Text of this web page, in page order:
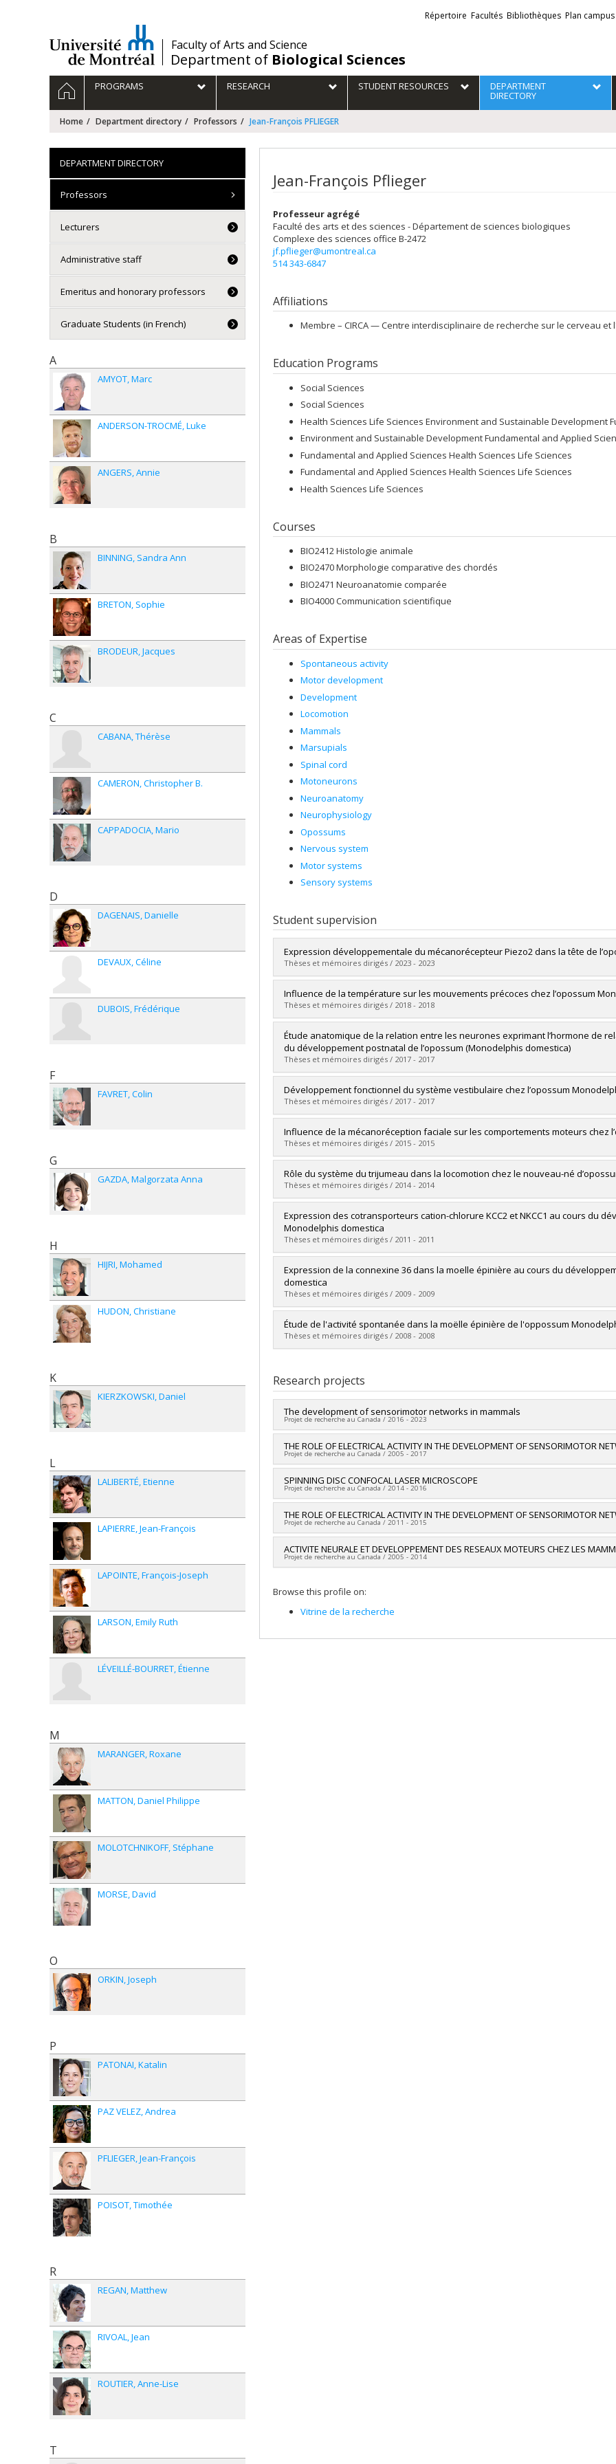
/Faculty of Arts and Science
Department of Biological Sciences
Liens
externes
Répertoire Facultés Bibliothèques Plan campus
Navigation
principale
HOMEPROGRAMS RESEARCH STUDENT RESOURCES DEPARTMENT
DIRECTORY
Home Department directory Professors Jean-François PFLIEGER
Jean-François Pflieger
Professeur agrégé
Faculté des arts et des sciences - Département de sciences biologiques
Complexe des sciences office B-2472
jf.pflieger@umontreal.ca
514 343-6847
Affiliations
Membre – CIRCA — Centre interdisciplinaire de recherche sur le cerveau et
Education Programs
Social Sciences
Social Sciences
Health Sciences Life Sciences Environment and Sustainable Development
Environment and Sustainable Development Fundamental and Applied
Fundamental and Applied Sciences Health Sciences Life Sciences
Fundamental and Applied Sciences Health Sciences Life Sciences
Health Sciences Life Sciences
Courses
BIO2412 Histologie animale
BIO2470 Morphologie comparative des chordés
BIO2471 Neuroanatomie comparée
BIO4000 Communication scientifique
Areas of Expertise
Spontaneous activity
Motor development
Development
Locomotion
Mammals
Marsupials
Spinal cord
Motoneurons
Neuroanatomy
Neurophysiology
Opossums
Nervous system
Motor systems
Sensory systems
Student supervision
Expression développementale du mécanorécepteur Piezo2 dans la tête de
Thèses et mémoires dirigés / 2023 - 2023
Graduate :Laforge, Jessica
Cycle : Doctoral
Grade :Ph. D.
Lien vers le document dans Papyrus
Influence de la température sur les mouvements précoces chez l’opossum
Thèses et mémoires dirigés / 2018 - 2018
Graduate :Corriveau-Parenteau, Edith
Cycle :Master's
Grade :M. Sc.
Lien vers le document dans Papyrus
Étude anatomique de la relation entre les neurones exprimant l’hormone de
du développement postnatal de l’opossum (Monodelphis domestica)
Thèses et mémoires dirigés / 2017 - 2017
Graduate :Hour, Naussicca Lakena
Cycle : Master's
Grade :M. Sc.
Lien vers le document dans Papyrus
Développement fonctionnel du système vestibulaire chez l’opossum
Thèses et mémoires dirigés / 2017 - 2017
Graduate :Lanthier, Frédéric
Cycle : Master's
Grade :M. Sc.
Lien vers le document dans Papyrus
Influence de la mécanoréception faciale sur les comportements moteurs chez
Thèses et mémoires dirigés / 2015 - 2015
Graduate :Desmarais, Marie-Josée
Cycle : Master's
Grade :M. Sc.
Lien vers le document dans Papyrus
Rôle du système du trijumeau dans la locomotion chez le nouveau-né
Thèses et mémoires dirigés / 2014 - 2014
Graduate :Adadja, Thierry Ayiwanou
Cycle :Master's
Grade :M. Sc.
Lien vers le document dans Papyrus
Expression des cotransporteurs cation-chlorure KCC2 et NKCC1 au cours du
Monodelphis domestica
Thèses et mémoires dirigés / 2011 - 2011
Graduate :Phan, Ha-Loan
Cycle :Master's
Grade :M. Sc.
Lien vers le document dans Papyrus
Expression de la connexine 36 dans la moelle épinière au cours du
domestica
Thèses et mémoires dirigés / 2009 - 2009
Graduate :Lemieux, Maxime
Cycle : Master's
Grade :M. Sc.
Étude de l'activité spontanée dans la moëlle épinière de l'oppossum
Thèses et mémoires dirigés / 2008 - 2008
Cycle :Master's
Grade :M. Sc.
Lien vers le document dans Papyrus
Research projects
The development of sensorimotor networks in mammals
Projet de recherche au Canada / 2016 - 2023
Lead researcher :Jean-François Pflieger
Funding sources: CRSNG/Conseil de recherches en sciences naturelles et génie
Grant programs:PVX20965-(RGP) Programme de subvention à la découverte
THE ROLE OF ELECTRICAL ACTIVITY IN THE DEVELOPMENT OF SENSORIMOTOR
Projet de recherche au Canada / 2005 - 2017
Funding sources:CRSNG/Conseil de recherches en sciences naturelles et génie
Grant programs:PVX20965-(RGP) Programme de subvention à la découverte
SPINNING DISC CONFOCAL LASER MICROSCOPE
Projet de recherche au Canada / 2014 - 2016
Lead researcher :Anja Geitmann
Co-researchers : David Morse,Mohamed Hijri
Funding sources:CRSNG/Conseil de recherches en sciences naturelles et génie
Grant programs:PVXXXXXX-(OIR) Outils et d'instruments de recherche (de 7 001
THE ROLE OF ELECTRICAL ACTIVITY IN THE DEVELOPMENT OF SENSORIMOTOR
Projet de recherche au Canada / 2011 - 2015
ACTIVITE NEURALE ET DEVELOPPEMENT DES RESEAUX MOTEURS CHEZ LES
Projet de recherche au Canada / 2005 - 2014
Funding sources:FCI/Fondation canadienne pour l'innovation
Grant programs:
Browse this profile on:
Vitrine de la recherche
DEPARTMENT DIRECTORY
Professors
Lecturers
Administrative staff
Emeritus and honorary professors
Graduate Students (in French)
A
AMYOT Marc
ANDERSON-TROCMÉ Luke
ANGERS Annie
B
BINNING Sandra Ann
BRETON Sophie
BRODEUR Jacques
C
CABANA Thérèse
CAMERON Christopher B.
CAPPADOCIA Mario
D
DAGENAIS Danielle
DEVAUX Céline
DUBOIS Frédérique
F
FAVRET Colin
G
GAZDA Malgorzata Anna
H
HIJRI Mohamed
HUDON Christiane
K
KIERZKOWSKI Daniel
L
LALIBERTÉ Etienne
LAPIERRE Jean-François
LAPOINTE François-Joseph
LARSON Emily Ruth
LÉVEILLÉ-BOURRET Étienne
M
MARANGER Roxane
MATTON Daniel Philippe
MOLOTCHNIKOFF Stéphane
MORSE David
O
ORKIN Joseph
P
PATONAI Katalin
PAZ VELEZ Andrea
PFLIEGER Jean-François
POISOT Timothée
R
REGAN Matthew
RIVOAL Jean
ROUTIER Anne-Lise
T